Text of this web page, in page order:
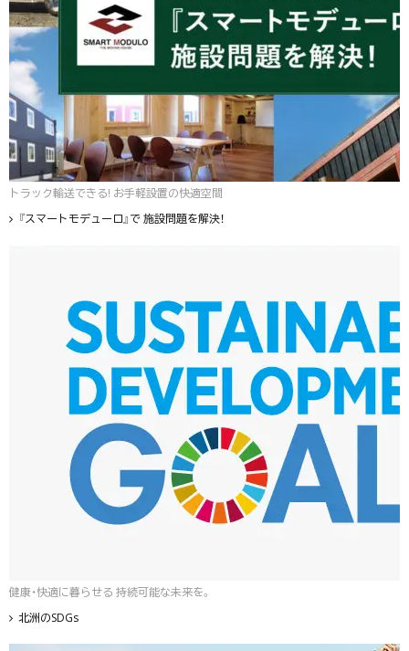
トラック輸送できる! お手軽設置の快適空間
『スマートモデューロ』で 施設問題を解決！
健康・快適に暮らせる 持続可能な未来を。
北洲のSDGs